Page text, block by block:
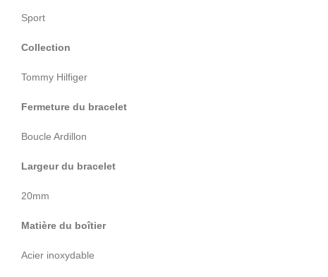
Sport
Collection
Tommy Hilfiger
Fermeture du bracelet
Boucle Ardillon
Largeur du bracelet
20mm
Matière du boîtier
Acier inoxydable